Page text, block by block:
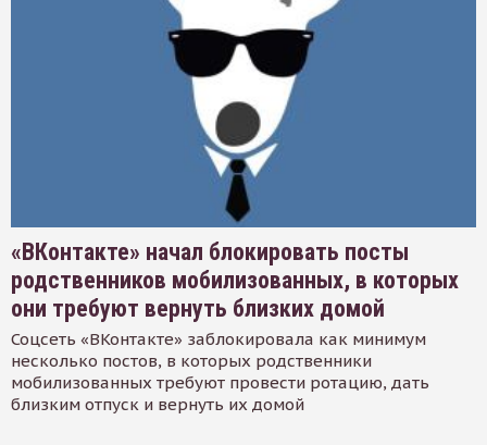
«ВКонтакте» начал блокировать посты
родственников мобилизованных, в которых
они требуют вернуть близких домой
Соцсеть «ВКонтакте» заблокировала как минимум
несколько постов, в которых родственники
мобилизованных требуют провести ротацию, дать
близким отпуск и вернуть их домой